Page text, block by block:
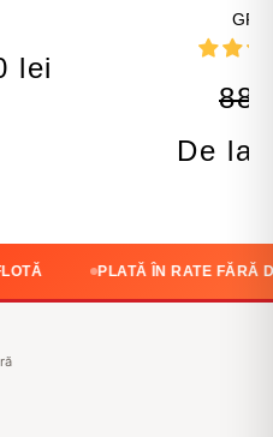
lei
De la
PLATĂ ÎN RATE FĂRĂ DOBÂNDĂ